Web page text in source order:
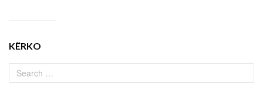
KËRKO